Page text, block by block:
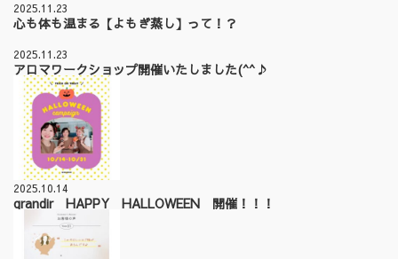
2025.11.23
心も体も温まる【よもぎ蒸し】って！？
2025.11.23
アロマワークショップ開催いたしました(^^♪
2025.10.14
grandir HAPPY HALLOWEEN 開催！！！